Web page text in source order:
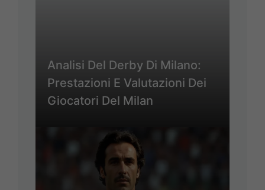
Analisi Del Derby Di Milano:
Prestazioni E Valutazioni Dei
Giocatori Del Milan